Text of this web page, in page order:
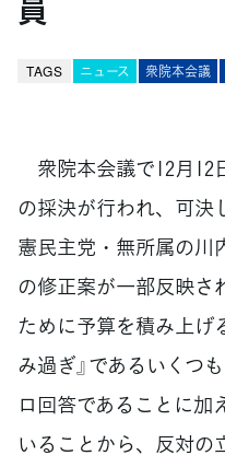
員
TAGS ニュース 衆院本会議
衆院本会議で12月12
の採決が行われ、可決
憲民主党・無所属の川
の修正案が一部反映さ
ために予算を積み上げ
み過ぎ』であるいくつ
ロ回答であることに加
いることから、反対の